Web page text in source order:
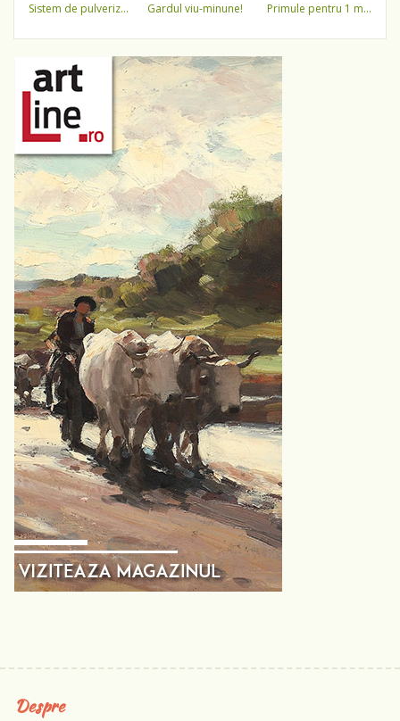
sistem de pulverizare a apei gardul viu-minune! primule pentru 1 martie 3,5 lei / ghiveci !!!!
Despre